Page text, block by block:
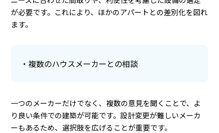
が必要です。これにより、ほかのアパートとの差別化を図れ
ます。
複数のハウスメーカーとの相談
一つのメーカーだけでなく、複数の意見を聞くことで、よ
り良い条件での建築が可能です。設計変更が難しいメーカ
ーもあるため、選択肢を広げることが重要です。